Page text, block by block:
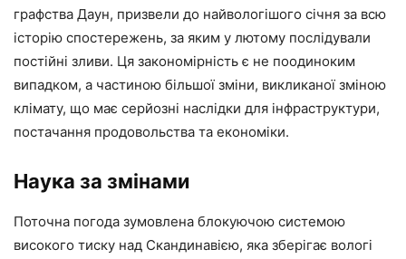
графства Даун, призвели до найвологішого січня за всю
історію спостережень, за яким у лютому послідували
постійні зливи. Ця закономірність є не поодиноким
випадком, а частиною більшої зміни, викликаної зміною
клімату, що має серйозні наслідки для інфраструктури,
постачання продовольства та економіки.
Наука за змінами
Поточна погода зумовлена блокуючою системою
високого тиску над Скандинавією, яка зберігає вологі